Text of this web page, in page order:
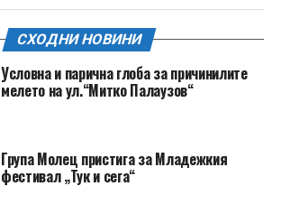
СХОДНИ НОВИНИ
Условна и парична глоба за причинилите
мелето на ул.“Митко Палаузов“
Група Молец пристига за Младежкия
фестивал „Тук и сега“